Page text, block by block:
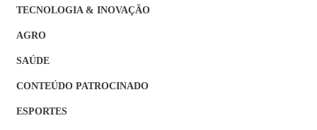
TECNOLOGIA & INOVAÇÃO
AGRO
SAÚDE
CONTEÚDO PATROCINADO
ESPORTES